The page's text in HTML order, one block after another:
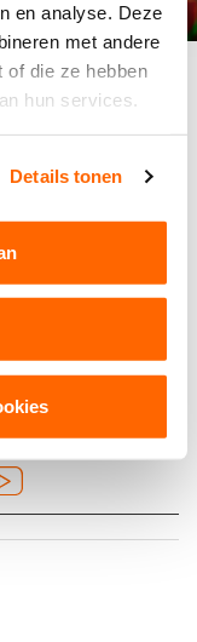
en analyse. Deze
met andere
of die ze hebben
hun services.
Details tonen